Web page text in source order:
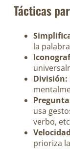
Tácticas
la
División:
usa
verbo,
prioriza